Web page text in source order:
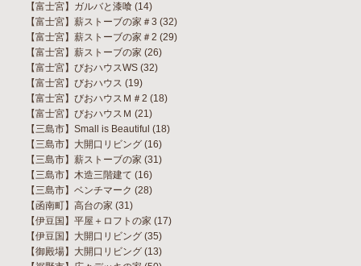
【富士宮】ガルバと漆喰 (14)
【富士宮】薪ストーブの家＃3 (32)
【富士宮】薪ストーブの家＃2 (29)
【富士宮】薪ストーブの家 (26)
【富士宮】びおハウスWS (32)
【富士宮】びおハウス (19)
【富士宮】びおハウスＭ＃2 (18)
【富士宮】びおハウスＭ (21)
【三島市】Small is Beautiful (18)
【三島市】大開口リビング (16)
【三島市】薪ストーブの家 (31)
【三島市】木造三階建て (16)
【三島市】ベンチマーク (28)
【函南町】高台の家 (31)
【伊豆国】平屋＋ロフトの家 (17)
【伊豆国】大開口リビング (35)
【御殿場】大開口リビング (13)